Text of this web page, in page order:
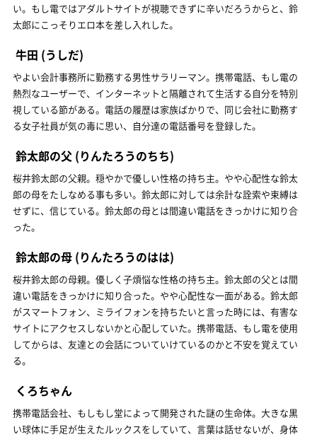
い。もし電ではアダルトサイトが視聴できずに辛いだろうからと、鈴
太郎にこっそりエロ本を差し入れした。
牛田 (うしだ)
やよい会計事務所に勤務する男性サラリーマン。携帯電話、もし電の
熱烈なユーザーで、インターネットと隔離されて生活する自分を特別
視している節がある。電話の履歴は家族ばかりで、同じ会社に勤務す
る女子社員が気の毒に思い、自分達の電話番号を登録した。
鈴太郎の父 (りんたろうのちち)
桜井鈴太郎の父親。穏やかで優しい性格の持ち主。やや心配性な鈴太
郎の母をたしなめる事も多い。鈴太郎に対しては余計な詮索や束縛は
せずに、信じている。鈴太郎の母とは間違い電話をきっかけに知り合
った。
鈴太郎の母 (りんたろうのはは)
桜井鈴太郎の母親。優しく子煩悩な性格の持ち主。鈴太郎の父とは間
違い電話をきっかけに知り合った。やや心配性な一面がある。鈴太郎
がスマートフォン、ミライフォンを持ちたいと言った時には、有害な
サイトにアクセスしないかと心配していた。携帯電話、もし電を使用
してからは、友達との会話についていけているのかと不安を覚えてい
る。
くろちゃん
携帯電話会社、もしもし堂によって開発された謎の生命体。大きな黒
い球体に手足が生えたルックスをしていて、言葉は話せないが、身体